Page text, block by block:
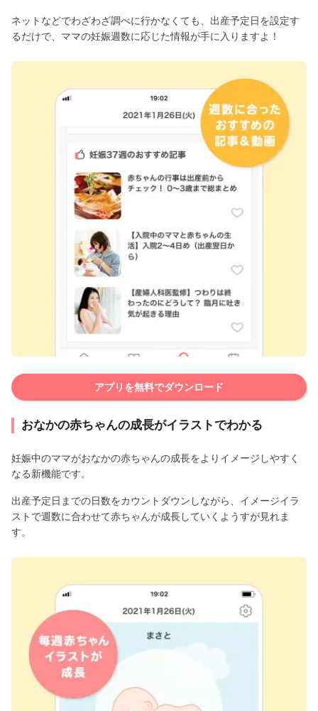
ネットなどでわざわざ調べに行かなくても、出産予定日を設定す
るだけで、ママの妊娠週数に応じた情報が手に入りますよ！
アプリを無料でダウンロード
おなかの赤ちゃんの成長がイラストでわかる
妊娠中のママがおなかの赤ちゃんの成長をよりイメージしやすく
なる新機能です。
出産予定日までの日数をカウントダウンしながら、イメージイラ
ストで週数に合わせて赤ちゃんが成長していくようすが見れま
す。